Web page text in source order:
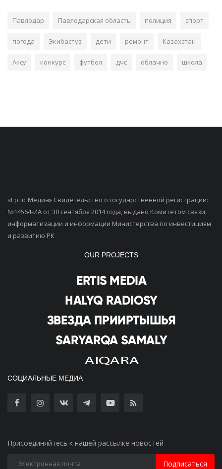
Павлодар Павлодарская область полиция спорт
погода Экибастуз дети ремонт Казахстан
Аксу конкурс футбол дчс облачно школа
«Ертiс Медиа» Свидетельство о государственной регистрации:
№14564-ИА от 30 сентября 2014 года, выдано Комитетом связи,
информатизации и информации Министерства по инвестициям
и развитию РК
OUR PROJECTS
СОЦИАЛЬНЫЕ МЕДИА
Присоединяйтесь к нашей рассылке новостей
Подписаться